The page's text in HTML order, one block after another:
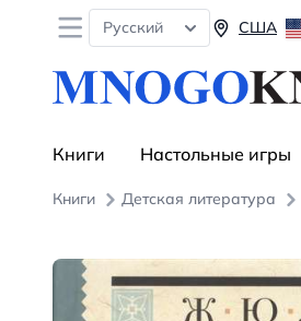
Open menu
Русский США
Книги Настольные игры
Книги Детская литература